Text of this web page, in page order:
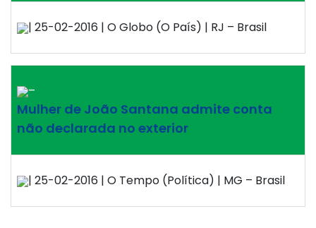
| 25-02-2016 | O Globo (O País) | RJ – Brasil
–
Mulher de João Santana admite conta
não declarada no exterior
| 25-02-2016 | O Tempo (Política) | MG – Brasil